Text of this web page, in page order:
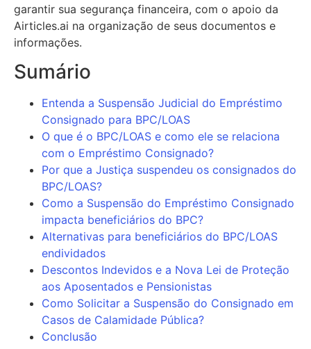
garantir sua segurança financeira, com o apoio da
Airticles.ai na organização de seus documentos e
informações.
Sumário
Entenda a Suspensão Judicial do Empréstimo
Consignado para BPC/LOAS
O que é o BPC/LOAS e como ele se relaciona
com o Empréstimo Consignado?
Por que a Justiça suspendeu os consignados do
BPC/LOAS?
Como a Suspensão do Empréstimo Consignado
impacta beneficiários do BPC?
Alternativas para beneficiários do BPC/LOAS
endividados
Descontos Indevidos e a Nova Lei de Proteção
aos Aposentados e Pensionistas
Como Solicitar a Suspensão do Consignado em
Casos de Calamidade Pública?
Conclusão